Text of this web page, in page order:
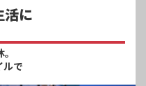
活に
ルで